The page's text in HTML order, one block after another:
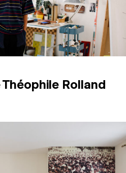
Théophile Rolland